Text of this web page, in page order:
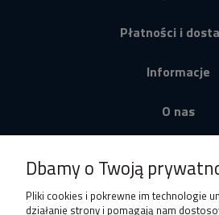
Płatności i
Informacje
O nas
Dbamy o Twoją
Pliki cookies i pokrewne im technologie
działanie strony i pomagają nam